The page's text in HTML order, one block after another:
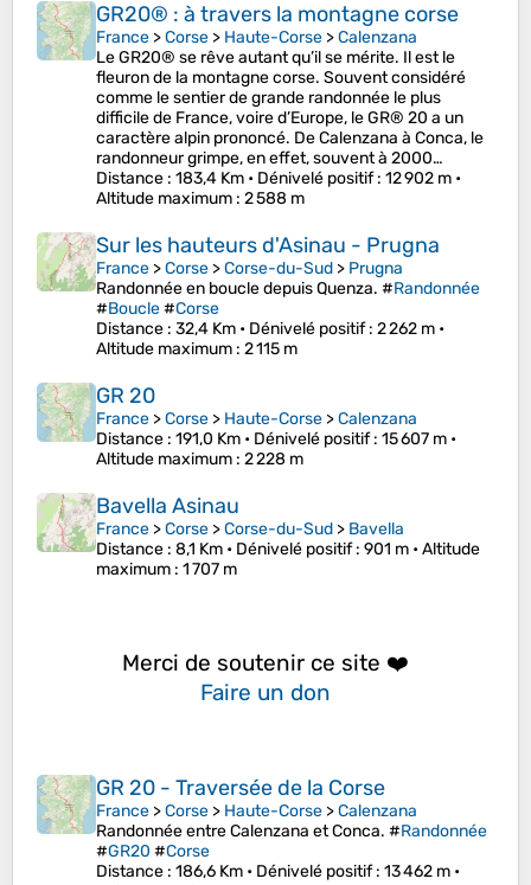
GR20® : à travers la montagne corse
France >Corse > Haute-Corse >Calenzana
Le GR20® se rêve autant qu’il se mérite. Il est le
fleuron de la montagne corse. Souvent considéré
comme le sentier de grande randonnée le plus
difficile de France, voire d’Europe, le GR® 20 a un
caractère alpin prononcé. De Calenzana à Conca, le
randonneur grimpe, en effet, souvent à 2000…
Distance : 183,4 Km • Dénivelé positif: 12 902 m •
Altitude maximum : 2 588 m
Sur les hauteurs d'Asinau - Prugna
France >Corse >Corse-du-Sud > Prugna
Randonnée en boucle depuis Quenza. #Randonnée
#Boucle#Corse
Distance : 32,4 Km • Dénivelé positif: 2 262 m •
Altitude maximum : 2 115 m
GR 20
France >Corse > Haute-Corse >Calenzana
Distance : 191,0 Km • Dénivelé positif: 15 607 m •
Altitude maximum : 2 228 m
Bavella Asinau
France >Corse >Corse-du-Sud > Bavella
Distance : 8,1 Km • Dénivelé positif: 901 m •Altitude
maximum : 1 707 m
Merci de soutenir ce site ❤️
Faire un don
GR 20 - Traversée de la Corse
France >Corse > Haute-Corse >Calenzana
Randonnée entre Calenzana et Conca. #Randonnée
#GR20 #Corse
Distance : 186,6 Km • Dénivelé positif: 13 462 m •